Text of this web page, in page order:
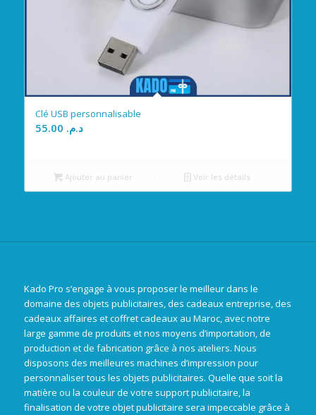
Clé USB personnalisable
د.م.
Ajouter au panier Voir les détails
Kado Pro s’engage à vous proposer le meilleur dans le
domaine des objets publicitaires, des cadeaux entreprise, des
cadeaux affaires et coffret cadeaux au Maroc, avec notre
large gamme de produits et nos moyens d’importation, de
production et de fabrication grâce à nos ateliers. Nous
disposons des meilleures machines d’impression pour
personnaliser tous les objets publicitaires. Quelle que soit la
matière ou la couleur de votre support publicitaire, la
finalisation de votre objet publicitaire sera impeccable grâce à